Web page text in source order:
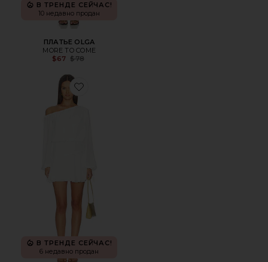
В ТРЕНДЕ СЕЙЧАС!
10 недавно продан
ПЛАТЬЕ OLGA
MORE TO COME
$67 Previous price:
$78
Favorite ПЛАТЬЕ VIOLETTA
В ТРЕНДЕ СЕЙЧАС!
6 недавно продан